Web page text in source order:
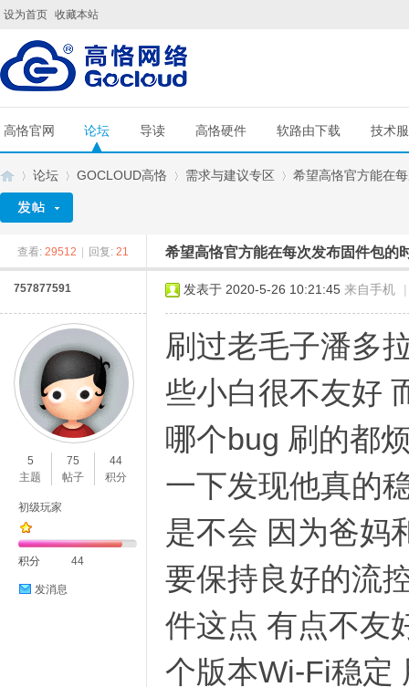
设为首页 收藏本站
高恪官网 论坛 导读 高恪硬件 软路由下载 技术
»
论坛
›
GOCLOUD高恪
›
需求与建议专区
›
希望高恪官方能在
查看: 29512 回复: 21 希望高恪官方能在每次发布固件包的
757877591
5
主题
75
帖子
44
积分
初级玩家
积分 44
发消息
发表于 2020-5-26 10:21:45 来自手机 |
刷过老毛子潘多
些小白很不友好
哪个bug 刷的都
一下发现他真的
是不会 因为爸妈
要保持良好的流
件这点 有点不友
个版本Wi-Fi稳定